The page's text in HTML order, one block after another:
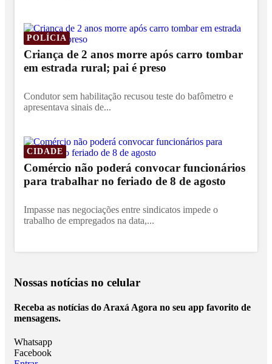
POLÍCIA
Criança de 2 anos morre após carro tombar
em estrada rural; pai é preso
Condutor sem habilitação recusou teste do bafômetro e
apresentava sinais de...
CIDADE
Comércio não poderá convocar funcionários
para trabalhar no feriado de 8 de agosto
Impasse nas negociações entre sindicatos impede o
trabalho de empregados na data,...
Nossas notícias no celular
Receba as notícias do Araxá Agora no seu app favorito de
mensagens.
Whatsapp
Facebook